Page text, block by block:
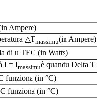
Ampere)
△Tmassimu(in Ampere)
di u TEC (in Watts)
I = Imassimuè quandu Delta
funziona (in °C)
funziona (in °C)